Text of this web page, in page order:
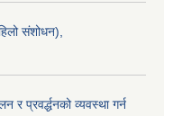
संशोधन),
र प्रवर्द्धनको व्यवस्था गर्न